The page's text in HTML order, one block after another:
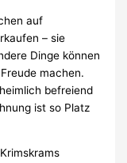
auf
– sie
Dinge können
machen.
befreiend
ist so Platz